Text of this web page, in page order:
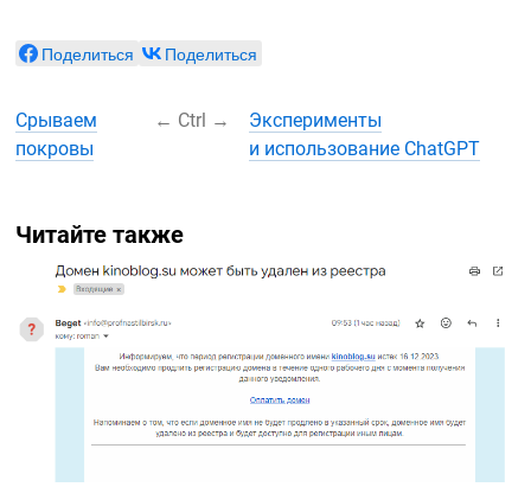
Поделиться Поделиться
Срываем
покровы
← Ctrl →
Эксперименты
и использование ChatGPT
Читайте также